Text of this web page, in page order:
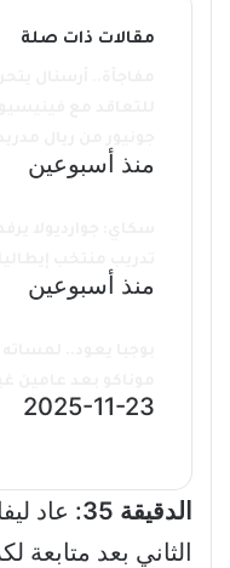
مقالات ذات صلة
منذ أسبوعين
منذ أسبوعين
2025-11-23
الدقيقة 35
: عاد
الثاني بعد